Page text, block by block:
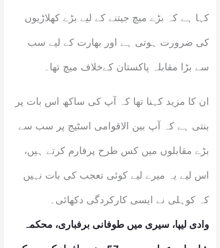
کہا ہے کہ بڑے میچ جیتنے کے لیے بڑے کھلاڑیوں
کی ضرورت ہوتی ہے اور بھارت کے لیے سب
سے بڑا مقابلہ پاکستان کےخلاف میچ تھا۔
ان کا مزید کہنا تھا کہ آپ کی ساکھ اس بات پر
بنتی ہے کہ آپ بین الاقوامی اسٹیج پر سب سے
بڑے مقابلوں میں کس طرح پرفارم کرتے ہیں،
اس لیے یہ میرے لیے کوئی تعجب کی بات نہیں
کہ کوہلی نے ایسی کارکردگی دکھائی۔
وادی لیپا، سیری میں طوفانی برفباری، محکمہ